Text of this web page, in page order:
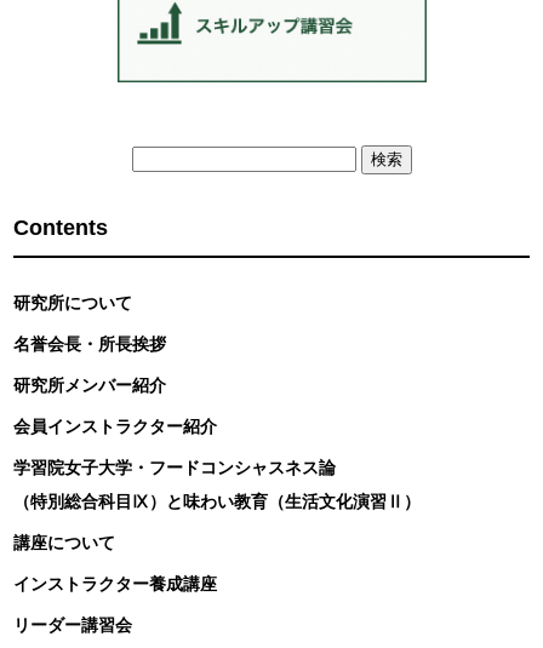
Contents
研究所について
名誉会長・所長挨拶
研究所メンバー紹介
会員インストラクター紹介
学習院女子大学・フードコンシャスネス論
（特別総合科目Ⅸ）と味わい教育（生活文化演習Ⅱ）
講座について
インストラクター養成講座
リーダー講習会